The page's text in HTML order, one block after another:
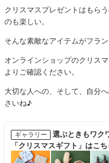
クリスマスプレゼントはもら
のも楽しい。
そんな素敵なアイテムがフラ
オンラインショップのクリス
よりご確認ください。
大切な人への、そして、自分
さいね♪
ギャラリー
選ぶときもワク
「クリスマスギフト」はこち